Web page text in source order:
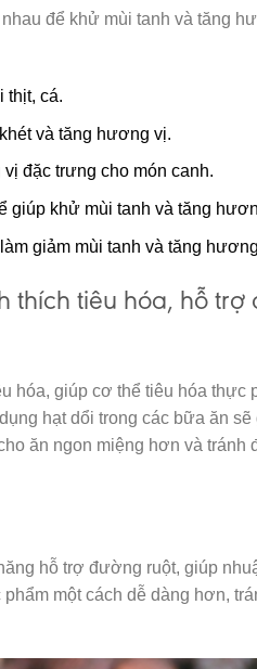
để khử mùi tanh và tăng
thịt, cá.
và tăng hương vị.
đặc trưng cho món canh.
giúp khử mùi tanh và tăng
giảm mùi tanh và tăng
thích tiêu hóa, hỗ
hóa, giúp cơ thể tiêu hóa
hạt dổi trong các bữa ăn sẽ
ăn ngon miệng hơn và
hỗ trợ đường ruột, giúp
một cách dễ dàng hơn,